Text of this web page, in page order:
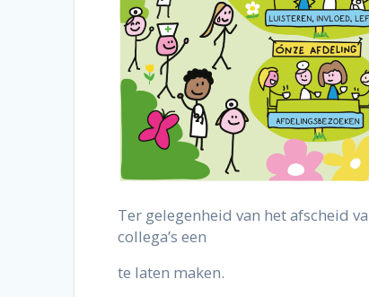
Ter gelegenheid van het afscheid
collega’s een
te laten maken.